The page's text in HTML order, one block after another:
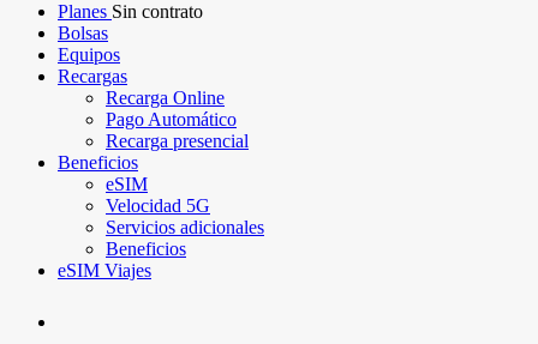
Planes Sin contrato
Bolsas
Equipos
Recargas
Recarga Online
Pago Automático
Recarga presencial
Beneficios
eSIM
Velocidad 5G
Servicios adicionales
Beneficios
eSIM Viajes